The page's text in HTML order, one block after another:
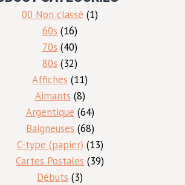
00 Non classé 11
60s 1616
produits
70s 4040
produits
80s 3232
produits
Affiches 1111
produits
Aimants 88
produits
Argentique 6464
produits
Baigneuses 6868
produits
C-type (papier) 1313
produits
Cartes Postales 3939
Débuts 33